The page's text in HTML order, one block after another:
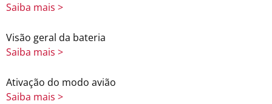
Saiba mais >
Visão geral da bateria
Saiba mais >
Ativação do modo avião
Saiba mais >